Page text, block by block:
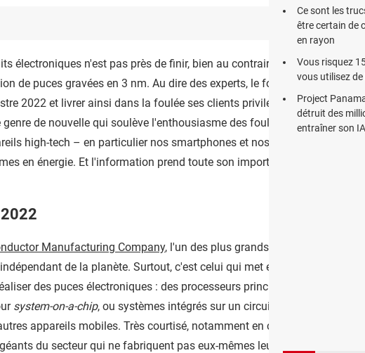
électroniques n'est pas près de finir, bien au contraire ! Ainsi, selon
de puces gravées en 3 nm. Au dire des experts, le fondeur taiwanais
2022 et livrer ainsi dans la foulée ses clients privilégiés avec des
de nouvelle qui soulève l'enthousiasme des foules. Pourtant, c'est
high-tech – en particulier nos smartphones et nos ordinateurs – sont
en énergie. Et l'information prend toute son importance quand on sait
Manufacturing Company, l'un des plus grands fabricants de
de la planète. Surtout, c'est celui qui met en œuvre depuis des
des puces électroniques : des processeurs principaux (
system-on-a-chip, ou systèmes intégrés sur un circuit), comme ceux
appareils mobiles. Très courtisé, notamment en cette période
du secteur qui ne fabriquent pas eux-mêmes leurs puces : AMD,
Ce sont les
être certain de
en rayon
Vous risquez
vous utilisez
Project
détruit des
entraîner son IA